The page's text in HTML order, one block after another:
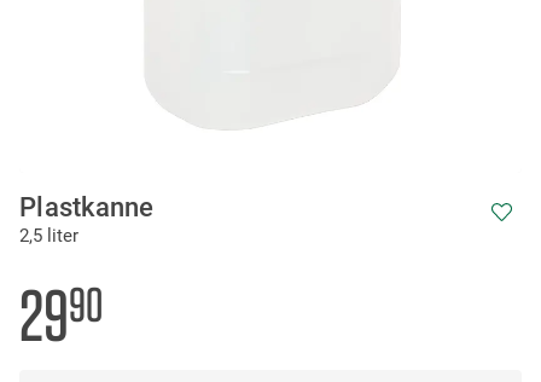
Plastkanne
2,5 liter
2990
to
the
of
the
images